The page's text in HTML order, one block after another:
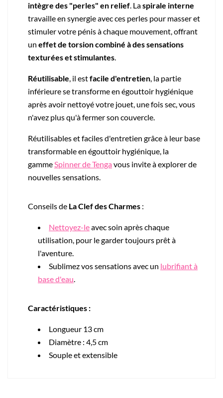
intègre des "perles" en relief . Laspirale interne
travaille en synergie avec ces perles pour masser et
stimuler votre pénis à chaque mouvement, offrant
un effet de torsion combiné à des sensations
texturées et stimulantes
Réutilisable , il estfacile d'entretien , la partie
inférieure se transforme en égouttoir hygiénique
après avoir nettoyé votre jouet, une fois sec, vous
n'avez plus qu'à fermer son couvercle.
Réutilisables et faciles d'entretien grâce à leur base
transformable en égouttoir hygiénique, la
gamme Spinner de Tenga vous invite à explorer de
nouvelles sensations.
Conseils de La Clef des Charmes :
Nettoyez-leavec soin après chaque
utilisation, pour le garder toujours prêt à
l'aventure.
Sublimez vos sensations avec un lubrifiant à
base d'eau
Caractéristiques :
Longueur 13 cm
Diamètre : 4,5 cm
Souple et extensible